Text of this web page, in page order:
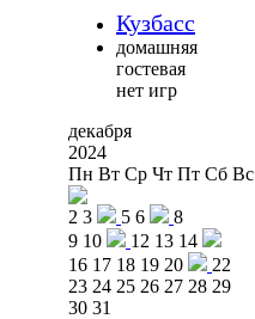
Кузбасс
домашняя
гостевая
нет игр
декабря
2024
Пн Вт Ср Чт Пт Сб Вс
2 3 5 6
8
9 10 12 13 14
16 17 18 19 20
22
23 24 25 26 27 28 29
30 31